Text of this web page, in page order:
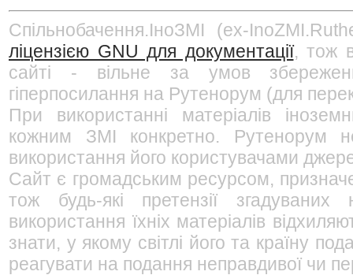
Спільнобачення.ІноЗМІ (ex-
ліцензією GNU для документації, тож
сайті - вільне за умов
гіперпосилання на Рутенорум (для
При використанні матеріалів
кожним ЗМІ конкретно. Рутенорум
використання його користувачами
Сайт є громадським ресурсом,
тож будь-які претензії
використання їхніх матеріалів
знати, у якому світлі його та країну
реагувати на подання неправдивої чи